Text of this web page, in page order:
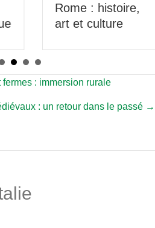
Rome : histoire,
art et culture
: immersion rurale
: un retour dans le passé →